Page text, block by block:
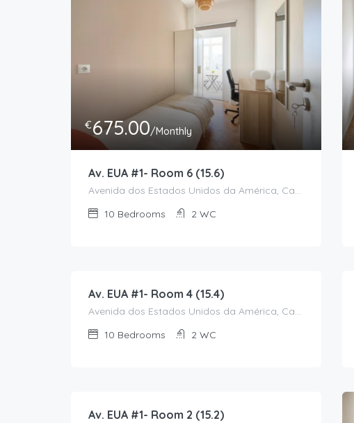
€675.00/Monthly
Av. EUA #1- Room 6 (15.6)
Avenida dos Estados Unidos da América, Campo Grande, Alvalade, Lisboa, 1700-170, Portugal
10 Bedrooms 2 WC
Av. EUA #1- Room 4 (15.4)
Avenida dos Estados Unidos da América, Campo Grande, Alvalade, Lisboa, 1700-170, Portugal
10 Bedrooms 2 WC
Av. EUA #1- Room 2 (15.2)